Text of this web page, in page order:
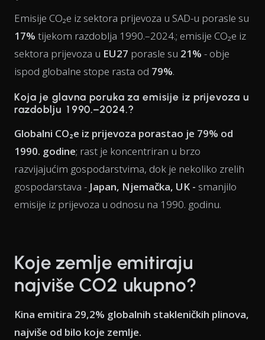
Emisije CO₂e iz sektora prijevoza u SAD-u porasle su
17% tijekom razdoblja 1990.–2024.; emisije CO₂e iz
sektora prijevoza u EU27 porasle su 21% - obje
ispod globalne stope rasta od 79%.
Koja je glavna poruka za emisije iz prijevoza u
razdoblju 1990.–2024.?
Globalni CO₂e iz prijevoza porastao je 79% od
1990. godine; rast je koncentriran u brzo
razvijajućim gospodarstvima, dok je nekoliko zrelih
gospodarstava - Japan, Njemačka, UK - smanjilo
emisije iz prijevoza u odnosu na 1990. godinu.
Koje zemlje emitiraju
najviše CO2 ukupno?
Kina emitira 29,2% globalnih stakleničkih plinova,
najviše od bilo koje zemlje.